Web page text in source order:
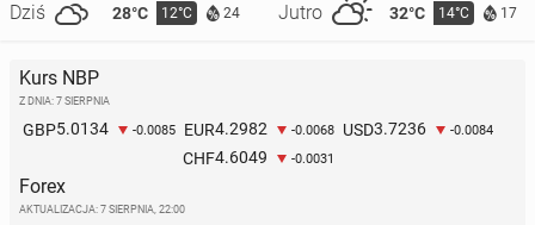
Dziś 28°C 12°C 24 Jutro 32°C 14°C 17
Kurs NBP
Z DNIA: 7 SIERPNIA
GBP5.0134 -0.0085 EUR4.2982 -0.0068 USD3.7236 -0.0084
CHF4.6049 -0.0031
Forex
AKTUALIZACJA: 7 SIERPNIA, 22:00